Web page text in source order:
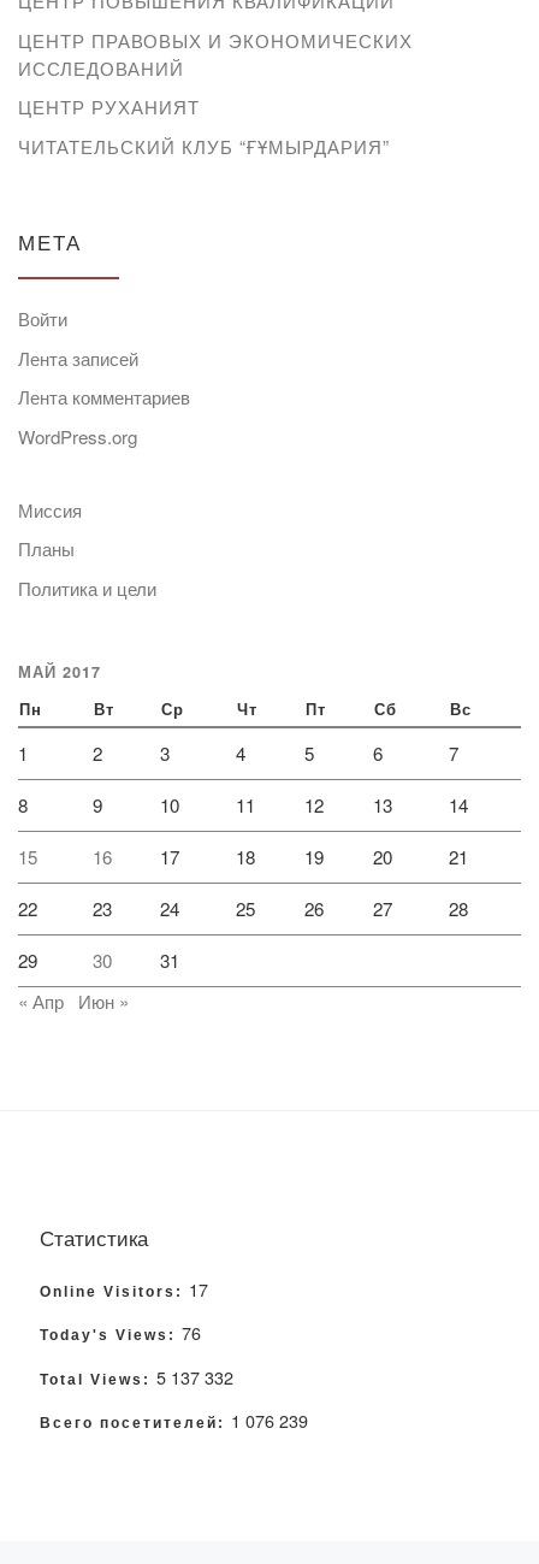
ЦЕНТР ПРАВОВЫХ И ЭКОНОМИЧЕСКИХ
ИССЛЕДОВАНИЙ
ЦЕНТР РУХАНИЯТ
ЧИТАТЕЛЬСКИЙ КЛУБ “ҒҰМЫРДАРИЯ”
МЕТА
Войти
Лента записей
Лента комментариев
WordPress.org
Миссия
Планы
Политика и цели
МАЙ 2017
Пн Вт Ср Чт Пт Сб Вс
1 2 3 4 5 6 7
8 9 10 11 12 13 14
15 16 17 18 19 20 21
22 23 24 25 26 27 28
29 30
31
« Апр
Июн »
Статистика
Online Visitors: 17
Today's Views: 76
Total Views: 5 137 332
Всего посетителей: 1 076 239